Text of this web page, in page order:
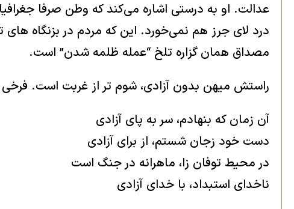
عدالت. او به درستی اشاره می‌کند که وطن صرفا
درد لای جرز هم نمی‌خورد. این که مردم در بزنگاه های
مصداق همان گزاره تلخ “عمله ظلمه شدن” است.
راستش میهن بدون‌ آزادی‌، شوم تر از غربت است. فرخی
آن زمان که بنهادم‌، سر به پای آزادی
دست خود زجان شستم، از برای آزادی
در محیط توفان‌ زا، ماهرانه در جنگ‌ است
ناخدای استبداد، با خدای آزادی